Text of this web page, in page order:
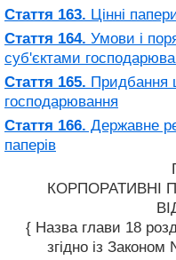
Стаття 163. Цінні
Стаття 164. Умови і
суб'єктами
Стаття 165. Придбання
господарювання
Стаття 166. Державне
паперів
КОРПОРАТИВНІ
{ Назва глави 18
згідно із